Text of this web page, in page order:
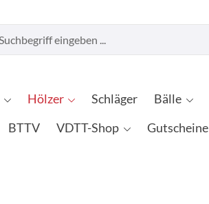
Hölzer Schläger Bälle
BTTV VDTT-Shop Gutscheine